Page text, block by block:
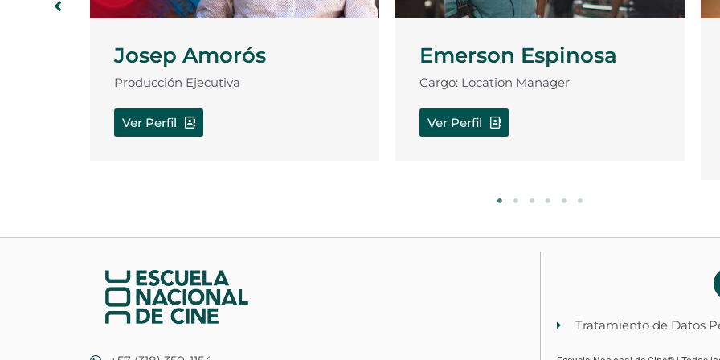
Emerson Espinosa
Cargo: Location Manager
Ver Perfil
Carlos Andrés Reyes
Cargo: Director, Productor, Animador,
Ver Perfil
Tratamiento de Datos